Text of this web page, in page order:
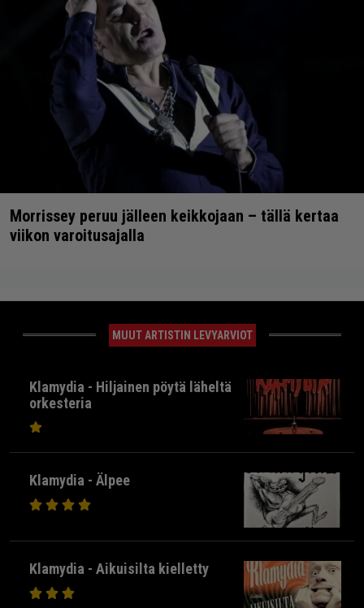
Morrissey peruu jälleen keikkojaan – tällä kertaa
viikon varoitusajalla
MUUT ARTISTIN LEVYARVIOT
Klamydia - Hiljainen pöytä läheltä
orkesteria
Klamydia - Älpee
Klamydia - Aikuisilta kielletty